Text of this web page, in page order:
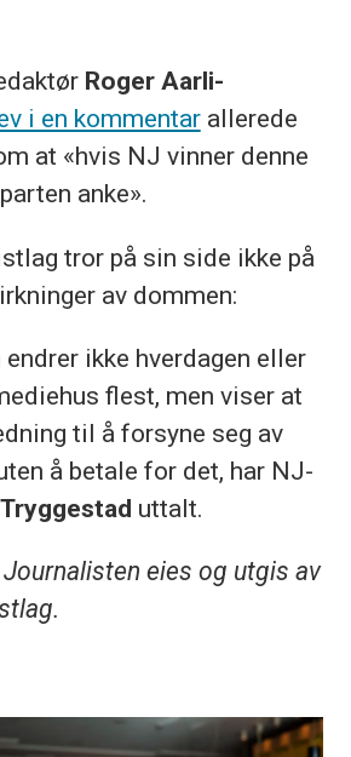
Roger Aarli-
i en kommentarallerede
at «hvis NJ vinner denne
anke».
tror på sin side ikke på
av dommen:
endrer ikke hverdagen eller
flest, men viser at
til å forsyne seg av
å betale for det, har NJ-
uttalt.
eies og utgis av